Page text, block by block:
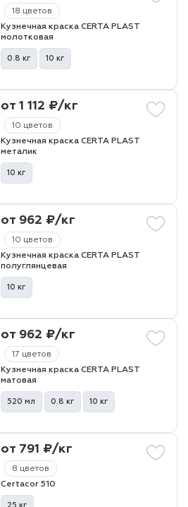
18 цветов
Кузнечная краска CERTA PLAST
молотковая
0.8 кг 10 кг
10 цветов
от 1 112 ₽/кг
Кузнечная краска CERTA PLAST
металик
10 кг
10 цветов
от 962 ₽/кг
Кузнечная краска CERTA PLAST
полуглянцевая
10 кг
17 цветов
от 962 ₽/кг
Кузнечная краска CERTA PLAST
матовая
520 мл 0.8 кг 10 кг
8 цветов
от 791 ₽/кг
Certacor 510